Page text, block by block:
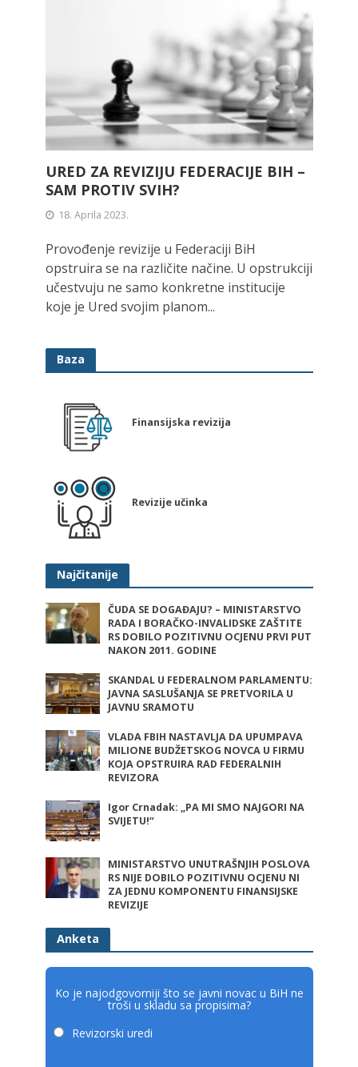
URED ZA REVIZIJU FEDERACIJE BIH –
SAM PROTIV SVIH?
18. Aprila 2023.
Provođenje revizije u Federaciji BiH
opstruira se na različite načine. U opstrukciji
učestvuju ne samo konkretne institucije
koje je Ured svojim planom...
Baza
Finansijska revizija
Revizije učinka
Najčitanije
ČUDA SE DOGAĐAJU? – MINISTARSTVO
RADA I BORAČKO-INVALIDSKE ZAŠTITE
RS DOBILO POZITIVNU OCJENU PRVI PUT
NAKON 2011. GODINE
SKANDAL U FEDERALNOM PARLAMENTU:
JAVNA SASLUŠANJA SE PRETVORILA U
JAVNU SRAMOTU
VLADA FBIH NASTAVLJA DA UPUMPAVA
MILIONE BUDŽETSKOG NOVCA U FIRMU
KOJA OPSTRUIRA RAD FEDERALNIH
REVIZORA
Igor Crnadak: „PA MI SMO NAJGORI NA
SVIJETU!“
MINISTARSTVO UNUTRAŠNJIH POSLOVA
RS NIJE DOBILO POZITIVNU OCJENU NI
ZA JEDNU KOMPONENTU FINANSIJSKE
REVIZIJE
Anketa
Ko je najodgovorniji što se javni novac u BiH ne
troši u skladu sa propisima?
Revizorski uredi